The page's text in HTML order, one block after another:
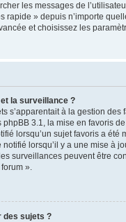
les messages de
rapide » depuis n’importe
et choisissez les
la surveillance ?
s’apparentait à la gestion des
phpBB 3.1, la mise en favoris
lorsqu’un sujet favoris a été
lorsqu’il y a une mise à
surveillances peuvent être
».
des sujets ?